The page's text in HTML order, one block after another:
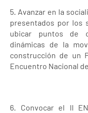
5. Avanzar en la
presentados por los
ubicar puntos de
dinámicas de la
construcción de un
Encuentro Nacional
6. Convocar el II